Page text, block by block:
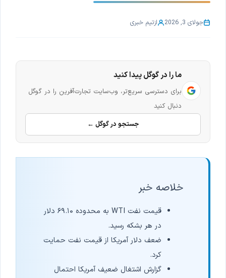
جولای 3, 2026 ازتیم خبری
ما را در گوگل پیدا کنید
برای دسترسی سریع‌تر، وب‌سایت تجارت‌آفرین را در گوگل
دنبال کنید
جستجو در گوگل ←
خلاصه خبر
قیمت نفت WTI به محدوده ۶۹.۱۰ دلار
در هر بشکه رسید.
ضعف دلار آمریکا از قیمت نفت حمایت
کرد.
گزارش اشتغال ضعیف آمریکا احتمال